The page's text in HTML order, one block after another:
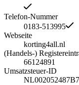
Telefon-Nummer
0183-513995
Webseite
korting4all.nl
(Handels-)
66124891
Umsatzsteuer-ID